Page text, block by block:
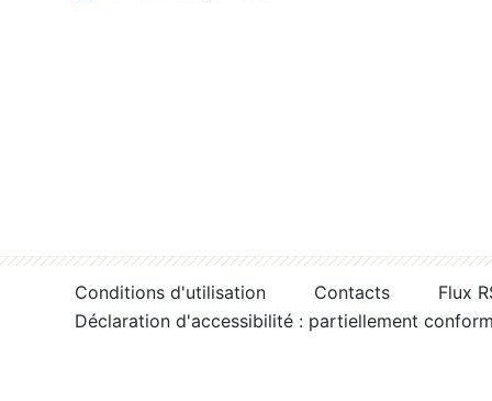
Conditions d'utilisation Contacts
Flux
Déclaration d'accessibilité : partiellement